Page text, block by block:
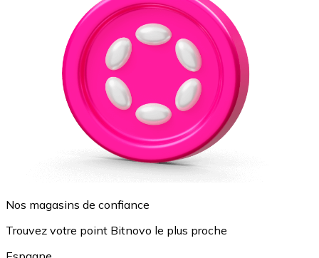
Nos magasins de confiance
Trouvez votre point Bitnovo le plus proche